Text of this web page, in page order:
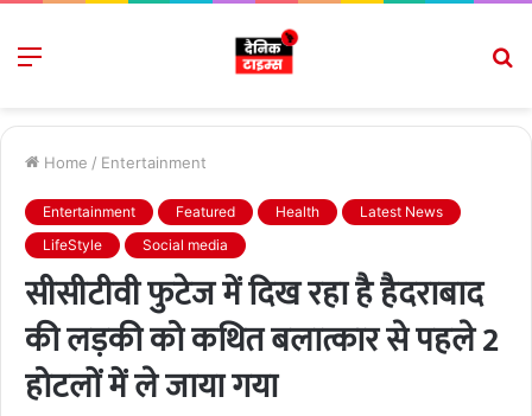
Menu
Home / Entertainment
Entertainment Featured Health
Latest News
LifeStyle
Social media
सीसीटीवी फुटेज में दिख रहा है हैदराबाद
की लड़की को कथित बलात्कार से पहले 2
होटलों में ले जाया गया